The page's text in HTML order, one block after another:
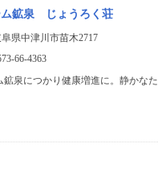
ム鉱泉 じょうろく荘
阜県中津川市苗木2717
66-4363
鉱泉につかり健康増進に。静かな